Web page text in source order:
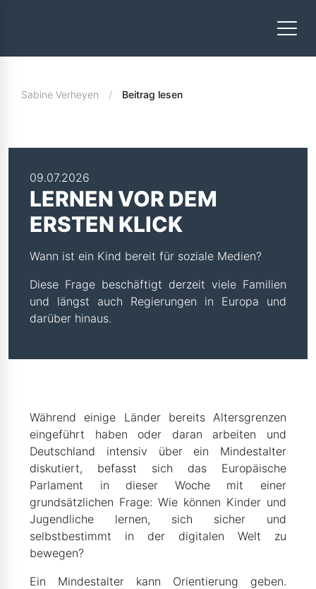
Sabine Verheyen Beitrag lesen
09.07.2026
LERNEN VOR DEM
ERSTEN KLICK
Wann ist ein Kind bereit für soziale Medien?
Diese Frage beschäftigt derzeit viele Familien
und längst auch Regierungen in Europa und
darüber hinaus.
Während einige Länder bereits Altersgrenzen
eingeführt haben oder daran arbeiten und
Deutschland intensiv über ein Mindestalter
diskutiert, befasst sich das Europäische
Parlament in dieser Woche mit einer
grundsätzlichen Frage: Wie können Kinder und
Jugendliche lernen, sich sicher und
selbstbestimmt in der digitalen Welt zu
bewegen?
Ein Mindestalter kann Orientierung geben.